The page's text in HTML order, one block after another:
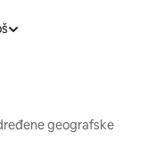
geografske